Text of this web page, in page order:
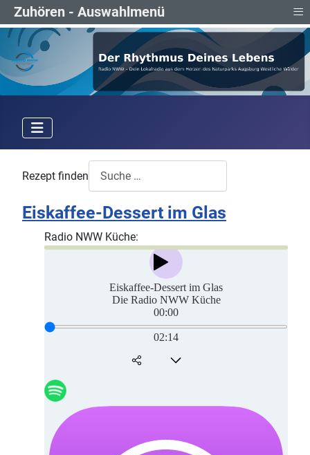
Rezept finden
Eiskaffee-Dessert im Glas
Radio NWW Küche:
Zuhören - Auswahlmenü ≡